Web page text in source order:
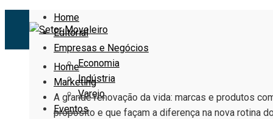
Home
Editorial
Empresas e Negócios
Economia
Indústria
Varejo
Eventos
Home
Marketing
A grande renovação da vida: marcas e produtos
propósito e que façam a diferença na nova rotina